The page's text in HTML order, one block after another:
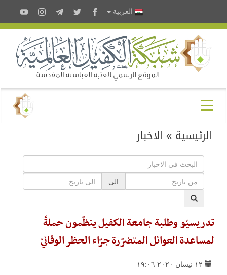
العربية
الرئيسية » الاخبار
الى
تدريسيّو وطلبة جامعة الكفيل ينظّمون حملةً
لمساعدة العوائل المتضرّرة جرّاء الحظر الوقائيّ
١٢ نيسان ٢٠٢٠ ١٩:٠٦